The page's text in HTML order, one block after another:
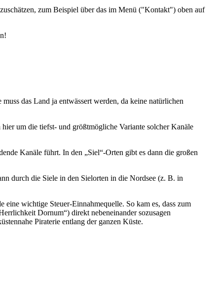
zum Beispiel über das im Menü ("Kontakt") oben auf
das Land ja entwässert werden, da keine natürlichen
um die tiefst- und größtmögliche Variante solcher Kanäle
Kanäle führt. In den „Siel“-Orten gibt es dann die großen
durch die Siele in den Sielorten in die Nordsee (z. B. in
eine wichtige Steuer-Einnahmequelle. So kam es, dass zum
Dornum“) direkt nebeneinander sozusagen
Piraterie entlang der ganzen Küste.